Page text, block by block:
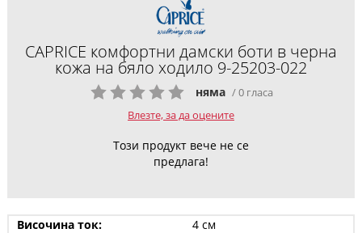
CAPRICE комфортни дамски боти в черна
кожа на бяло ходило 9-25203-022
няма / 0 гласа
Влезте, за да оцените
Този продукт вече не се
предлага!
Височина ток:
4 см